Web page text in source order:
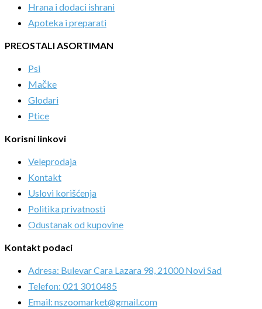
Hrana i dodaci ishrani
Apoteka i preparati
PREOSTALI ASORTIMAN
Psi
Mačke
Glodari
Ptice
Korisni linkovi
Veleprodaja
Kontakt
Uslovi korišćenja
Politika privatnosti
Odustanak od kupovine
Kontakt podaci
Adresa: Bulevar Cara Lazara 98, 21000 Novi Sad
Telefon: 021 3010485
Email: nszoomarket@gmail.com